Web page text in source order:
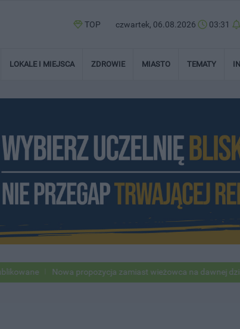
TOP czwartek, 06.08.2026 03:31
LOKALE I MIEJSCA ZDROWIE MIASTO TEMATY
Nowa propozycja zamiast wieżowca na dawnej